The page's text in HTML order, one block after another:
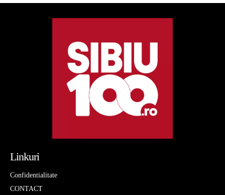
Linkuri
Confidentialitate
CONTACT